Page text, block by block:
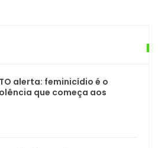
alerta: feminicídio é o
que começa aos